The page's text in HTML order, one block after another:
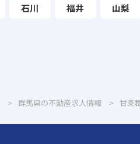
石川 福井 山梨
群馬県の不動産求人情報 甘楽